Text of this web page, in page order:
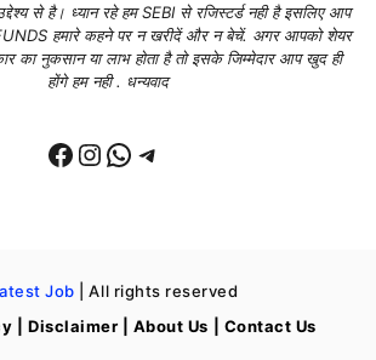
से है। ध्यान रहे हम SEBI से रजिस्टर्ड नही है इसलिए आप
हमारे कहने पर न खरीदें और न बेचें. अगर आपको शेयर
का नुकसान या लाभ होता है तो इसके जिम्मेदार आप खुद ही
होंगेहम नही . धन्यवाद
Facebook Instagram WhatsApp Telegram
Job
| All rights reserved
|Disclaimer About Us Contact Us